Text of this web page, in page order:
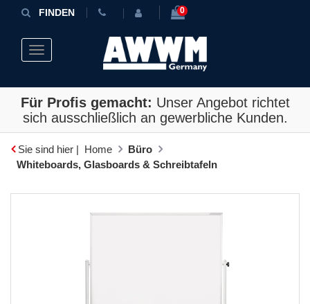
FINDEN 0
Toggle navigation
Für Profis gemacht: Unser Angebot richtet
sich ausschließlich an gewerbliche Kunden.
Sie sind hier | Home
Büro
Whiteboards, Glasboards & Schreibtafeln